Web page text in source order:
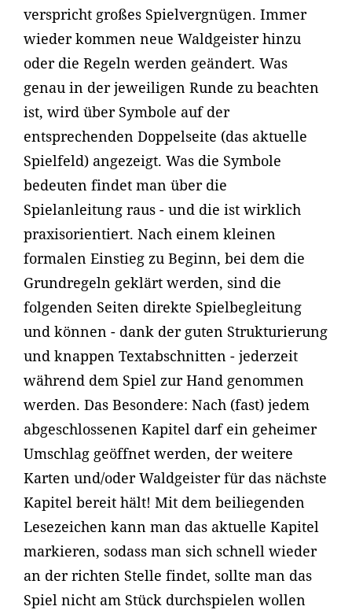
verspricht großes Spielvergnügen. Immer
wieder kommen neue Waldgeister hinzu
oder die Regeln werden geändert. Was
genau in der jeweiligen Runde zu beachten
ist, wird über Symbole auf der
entsprechenden Doppelseite (das aktuelle
Spielfeld) angezeigt. Was die Symbole
bedeuten findet man über die
Spielanleitung raus - und die ist wirklich
praxisorientiert. Nach einem kleinen
formalen Einstieg zu Beginn, bei dem die
Grundregeln geklärt werden, sind die
folgenden Seiten direkte Spielbegleitung
und können - dank der guten Strukturierung
und knappen Textabschnitten - jederzeit
während dem Spiel zur Hand genommen
werden. Das Besondere: Nach (fast) jedem
abgeschlossenen Kapitel darf ein geheimer
Umschlag geöffnet werden, der weitere
Karten und/oder Waldgeister für das nächste
Kapitel bereit hält! Mit dem beiliegenden
Lesezeichen kann man das aktuelle Kapitel
markieren, sodass man sich schnell wieder
an der richten Stelle findet, sollte man das
Spiel nicht am Stück durchspielen wollen